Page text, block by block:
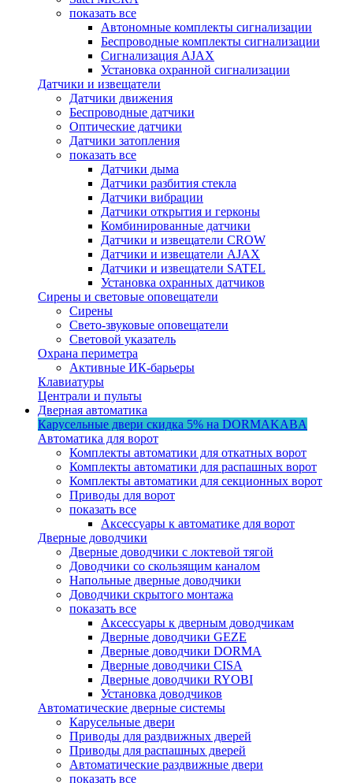
показать все
Автономные комплекты сигнализации
Беспроводные комплекты сигнализации
Сигнализация AJAX
Установка охранной сигнализации
Датчики и извещатели
Датчики движения
Беспроводные датчики
Оптические датчики
Датчики затопления
показать все
Датчики дыма
Датчики разбития стекла
Датчики вибрации
Датчики открытия и герконы
Комбинированные датчики
Датчики и извещатели CROW
Датчики и извещатели AJAX
Датчики и извещатели SATEL
Установка охранных датчиков
Сирены и световые оповещатели
Сирены
Свето-звуковые оповещатели
Световой указатель
Охрана периметра
Активные ИК-барьеры
Клавиатуры
Централи и пульты
Дверная автоматика
Карусельные двери скидка 5% на DORMAKABA
Автоматика для ворот
Комплекты автоматики для откатных ворот
Комплекты автоматики для распашных ворот
Комплекты автоматики для секционных ворот
Приводы для ворот
показать все
Аксессуары к автоматике для ворот
Дверные доводчики
Дверные доводчики с локтевой тягой
Доводчики со скользящим каналом
Напольные дверные доводчики
Доводчики скрытого монтажа
показать все
Аксессуары к дверным доводчикам
Дверные доводчики GEZE
Дверные доводчики DORMA
Дверные доводчики CISA
Дверные доводчики RYOBI
Установка доводчиков
Автоматические дверные системы
Карусельные двери
Приводы для раздвижных дверей
Приводы для распашных дверей
Автоматические раздвижные двери
показать все